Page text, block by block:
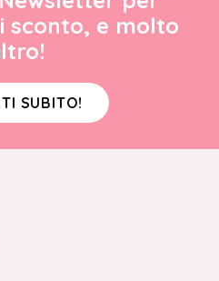
sconto, e molto
SUBITO!